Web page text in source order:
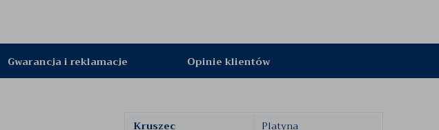
Gwarancja i reklamacje Opinie klientów
Kruszec
Platyna